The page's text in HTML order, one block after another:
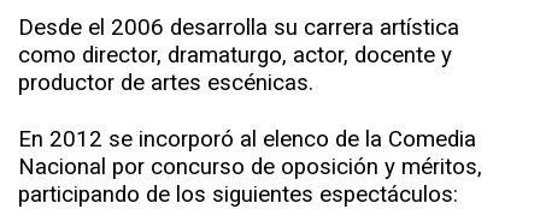
Desde el 2006 desarrolla su carrera artística
como director, dramaturgo, actor, docente y
productor de artes escénicas.
En 2012 se incorporó al elenco de la Comedia
Nacional por concurso de oposición y méritos,
participando de los siguientes espectáculos: